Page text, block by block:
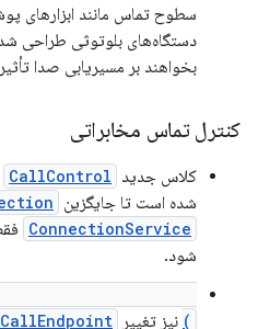
سطوح تماس مانند ابزارهای
دستگاه‌های بلوتوثی طراحی
بخواهند بر مسیریابی صدا
کنترل تماس مخابراتی
کلاس جدید CallControl
شده است تا جایگزین
ConnectionService
شود.
) نیز تغییر CallEndpoint